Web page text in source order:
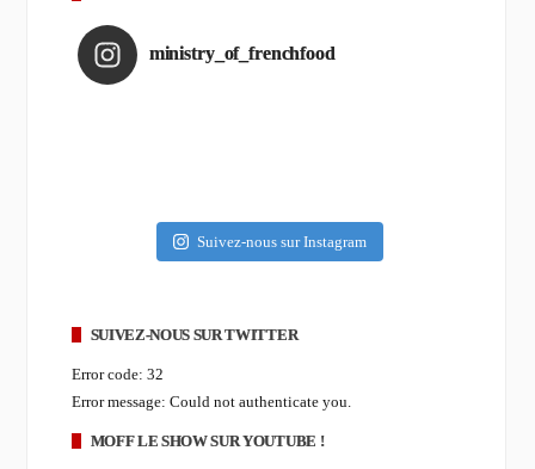
ministry_of_frenchfood
Suivez-nous sur Instagram
SUIVEZ-NOUS SUR TWITTER
Error code: 32
Error message: Could not authenticate you.
MOFF LE SHOW SUR YOUTUBE !